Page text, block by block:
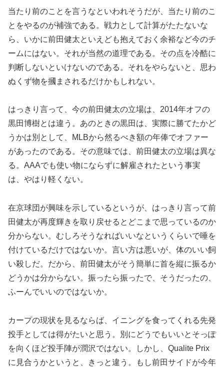
当たり前のことを言うなといわれそうだが、当たり前のこ
とをやるのが補強である。戦力として計算がたたないな
ら、いかに前田健太といえども抱えておく余裕など今のチ
ームにはない。それが当然の道理である。その点を冷酷に
判断しないといけないのである。それをやらないと、思わ
ぬくず物を摑まされるだけかもしれない。
はっきり言って、今の前田健太の立場は、2014年オフの
黒田博樹とは違う。あのときの黒田は、実際に勝てたかど
うかは別として、MLBから然るべき額の年俸でオファー
があったのである。その意味では、前田健太の立場は異な
る。AAAでも使い物にならずに解雇されたという事実
は、やはり軽くない。
在京球団が興味を示しているというが、はっきり言って前
田健太が再度輝きを取り戻せるとどこまで思っているのか
分からない。むしろそうなればいいなというくらいで唾を
付けているだけではないか。言い方は悪いが、体のいい飼
い殺しだ。だから、前田健太がそう簡単に首を縦に振るか
どうかは分からない。振ったら振ったで、そうだったの、
ふーんでいいのではないか。
カープの現状を見るならば、イニングを食ってくれる先発
投手としては得がたいと思う。別にどうでもいいとそっぽ
を向くほど投手陣が潤沢ではない。しかし、Qualite Prix
に見合うかというと、きっと違う。もし前田サイドが今年